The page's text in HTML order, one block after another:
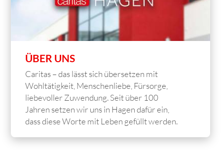
ÜBER UNS
Caritas – das lässt sich übersetzen mit
Wohltätigkeit, Menschenliebe, Fürsorge,
liebevoller Zuwendung. Seit über 100
Jahren setzen wir uns in Hagen dafür ein,
dass diese Worte mit Leben gefüllt werden.